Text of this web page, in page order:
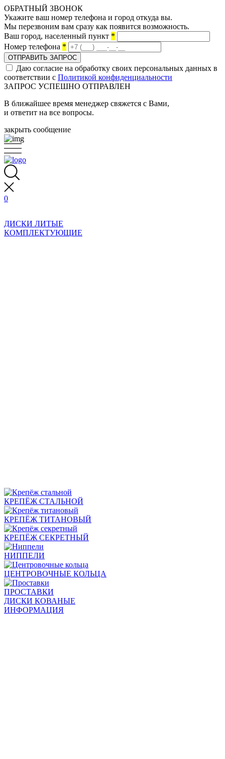
ОБРАТНЫЙ ЗВОНОК
Укажите ваш номер телефона и город откуда вы.
Мы перезвоним вам сразу как появится возможность.
Ваш город, населенный пункт *
Номер телефона *
ОТПРАВИТЬ ЗАПРОС
Даю согласие на обработку своих персональных данных в
соответствии с Политикой конфиденциальности
ЗАПРОС УСПЕШНО ОТПРАВЛЕН
В ближайшее время менеджер свяжется с Вами,
и ответит на все вопросы.
закрыть сообщение
0
ДИСКИ ЛИТЫЕ
КОМПЛЕКТУЮЩИЕ
КРЕПЁЖ СТАЛЬНОЙ
КРЕПЁЖ ТИТАНОВЫЙ
КРЕПЁЖ СЕКРЕТНЫЙ
НИППЕЛИ
ЦЕНТРОВОЧНЫЕ КОЛЬЦА
ПРОСТАВКИ
ДИСКИ КОВАНЫЕ
ИНФОРМАЦИЯ